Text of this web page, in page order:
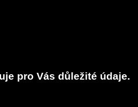
pro Vás důležité údaje.